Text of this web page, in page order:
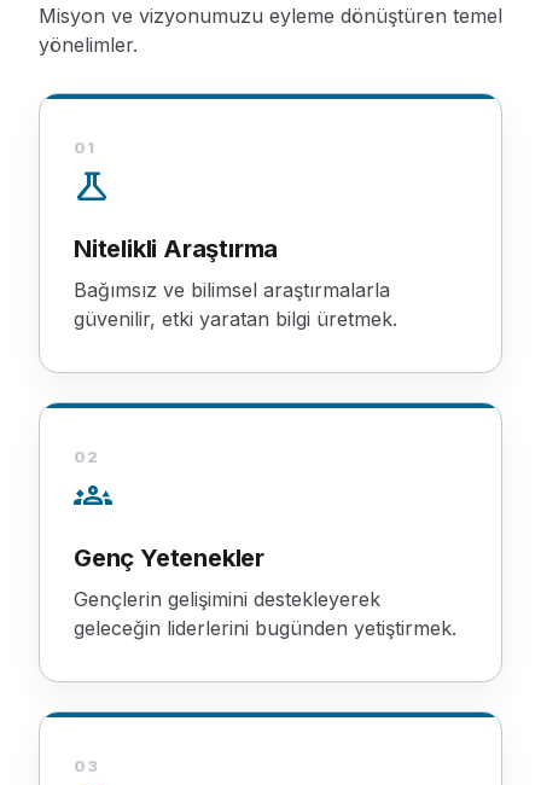
Misyon ve vizyonumuzu eyleme dönüştüren temel
yönelimler.
01
science
Nitelikli Araştırma
Bağımsız ve bilimsel araştırmalarla
güvenilir, etki yaratan bilgi üretmek.
02
groups_3
Genç Yetenekler
Gençlerin gelişimini destekleyerek
geleceğin liderlerini bugünden yetiştirmek.
03